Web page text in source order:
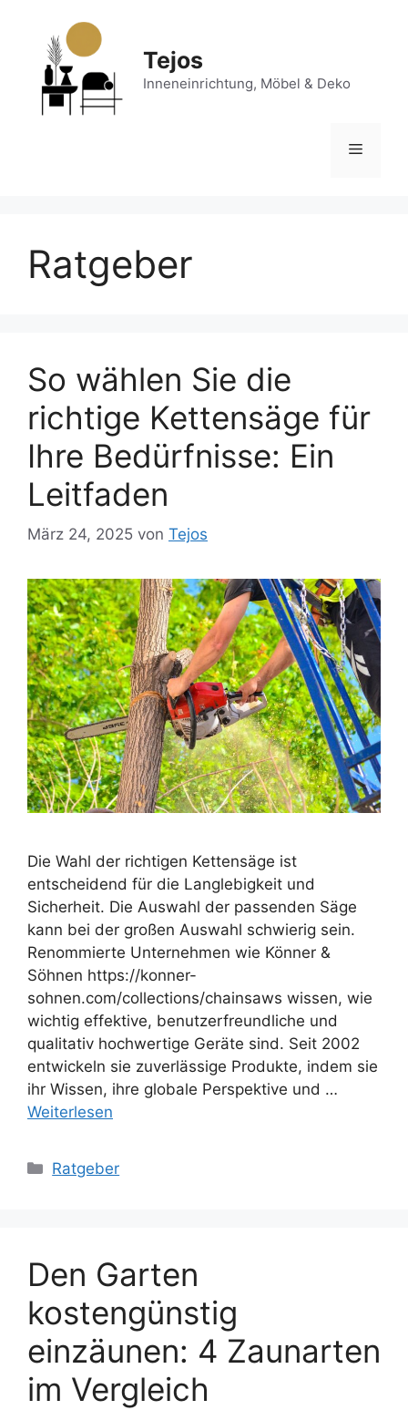
springen
Tejos
Inneneinrichtung, Möbel & Deko
Menü
Ratgeber
So wählen Sie die
richtige Kettensäge für
Ihre Bedürfnisse: Ein
Leitfaden
März 24, 2025 von Tejos
Die Wahl der richtigen Kettensäge ist
entscheidend für die Langlebigkeit und
Sicherheit. Die Auswahl der passenden Säge
kann bei der großen Auswahl schwierig sein.
Renommierte Unternehmen wie Könner &
Söhnen https://konner-
sohnen.com/collections/chainsaws wissen, wie
wichtig effektive, benutzerfreundliche und
qualitativ hochwertige Geräte sind. Seit 2002
entwickeln sie zuverlässige Produkte, indem sie
ihr Wissen, ihre globale Perspektive und …
Weiterlesen
Kategorien
Ratgeber
Den Garten
kostengünstig
einzäunen: 4 Zaunarten
im Vergleich